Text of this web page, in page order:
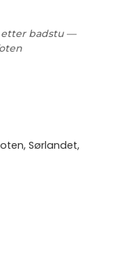
badstu —
Sørlandet,